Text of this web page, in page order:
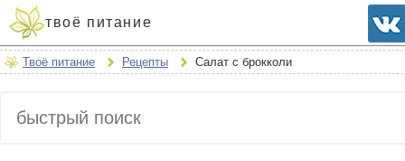
твоё питание
Твоё питание Рецепты Салат с брокколи